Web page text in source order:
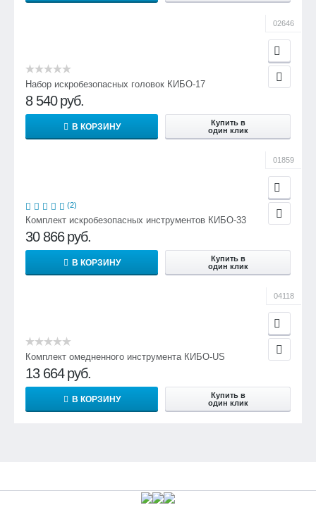
02646
Набор искробезопасных головок КИБО-17
8 540 руб.
В КОРЗИНУ
Купить в
один клик
01859
(2)
Комплект искробезопасных инструментов КИБО-33
30 866 руб.
В КОРЗИНУ
Купить в
один клик
04118
Комплект омедненного инструмента КИБО-US
13 664 руб.
В КОРЗИНУ
Купить в
один клик